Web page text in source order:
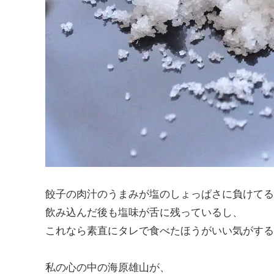
餃子の肉汁のうまみが塩のしょっぱさに負けて
飲み込んだ後も塩味が舌に残っているし、
これなら素直にタレで食べたほうがいい気がす
私の心の中の海原雄山が、